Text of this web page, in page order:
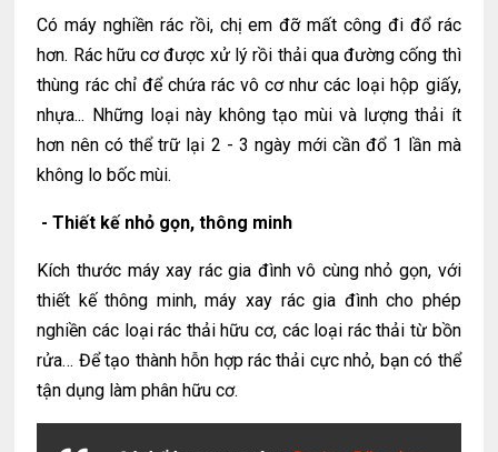
Có máy nghiền rác rồi, chị em đỡ mất công đi đổ rác
hơn. Rác hữu cơ được xử lý rồi thải qua đường cống thì
thùng rác chỉ để chứa rác vô cơ như các loại hộp giấy,
nhựa... Những loại này không tạo mùi và lượng thải ít
hơn nên có thể trữ lại 2 - 3 ngày mới cần đổ 1 lần mà
không lo bốc mùi.
- Thiết kế nhỏ gọn, thông minh
Kích thước máy xay rác gia đình vô cùng nhỏ gọn, với
thiết kế thông minh, máy xay rác gia đình cho phép
nghiền các loại rác thải hữu cơ, các loại rác thải từ bồn
rửa… Để tạo thành hỗn hợp rác thải cực nhỏ, bạn có thể
tận dụng làm phân hữu cơ.